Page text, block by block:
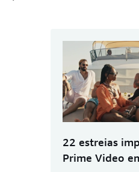
22 estreias
Prime Video